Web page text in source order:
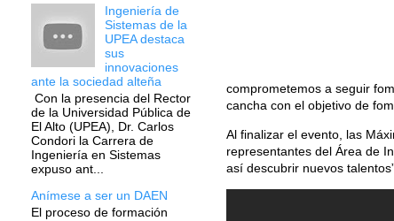
comprometemos a seguir
cancha con el objetivo de
Al finalizar el evento, las
representantes del Área de
así descubrir nuevos
Ingeniería de
Sistemas de la
UPEA destaca
sus
innovaciones
ante la sociedad alteña
Con la presencia del Rector
de la Universidad Pública de
El Alto (UPEA), Dr. Carlos
Condori la Carrera de
Ingeniería en Sistemas
expuso ant...
Anímese a ser un DAEN
El proceso de formación